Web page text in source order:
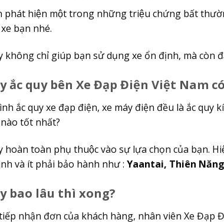
phát hiện một trong những triệu chứng bất
bạn nhé.
không chỉ giúp bạn sử dụng xe ổn định, mà còn
ắc quy bên Xe Đạp Điện Việt Nam
ắc quy xe đạp điện, xe máy điện đều là ắc quy
tốt nhất?
hoàn toàn phụ thuộc vào sự lựa chọn của bạn.
và ít phải bảo hành như : Yaantai, Thiên
bao lâu thì xong?
nhận đơn của khách hàng, nhân viên Xe Đạp